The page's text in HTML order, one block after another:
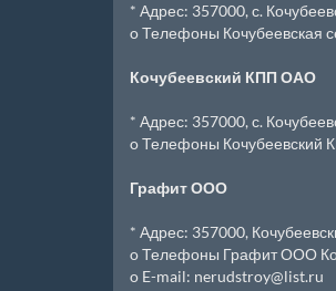
* Адрес: 357000, с.
o Телефоны Кочубеевская
Кочубеевский КПП ОАО
* Адрес: 357000, с.
o Телефоны Кочубеевский
Графит ООО
* Адрес: 357000,
o Телефоны Графит ООО
o E-mail: nerudstroy@list.ru